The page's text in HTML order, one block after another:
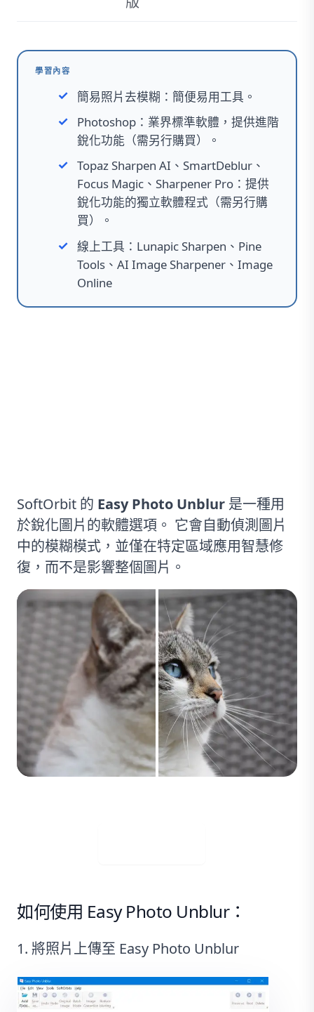
學習內容
簡易照片去模糊：簡便易用工具。
Photoshop：業界標準軟體，提供進階
銳化功能（需另行購買）。
Topaz Sharpen AI、SmartDeblur、
Focus Magic、Sharpener Pro：提供
銳化功能的獨立軟體程式（需另行購
買）。
線上工具：Lunapic Sharpen、Pine
Tools、AI Image Sharpener、Image
Online
SoftOrbit 的 Easy Photo Unblur 是一種用
於銳化圖片的軟體選項。 它會自動偵測圖片
中的模糊模式，並僅在特定區域應用智慧修
復，而不是影響整個圖片。
如何使用 Easy Photo Unblur：
將照片上傳至 Easy Photo Unblur